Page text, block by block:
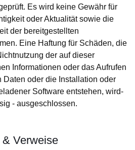
Es wird keine Gewähr für
oder Aktualität sowie die
der bereitgestellten
Eine Haftung für Schäden, die
der auf dieser
Informationen oder das Aufrufen
Daten oder die Installation oder
Software entstehen, wird-
- ausgeschlossen.
Verweise